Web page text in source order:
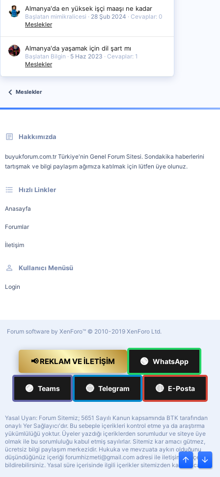
Almanya'da en yüksek işçi maaşı ne kadar
Başlatan mimikralicesi 28 Şub 2024
Cevaplar: 0
Meslekler
Almanya'da yaşamak için dil şart mı
Başlatan Bilgin 5 Haz 2023
Cevaplar: 1
Meslekler
Meslekler
Hakkımızda
buyukforum.com.tr Türkiye'nin Genel Forum Sitesi. Sondakika haberlerini
tartışmak ve bilgi paylaşım ağımıza katılmak için lütfen üye olunuz.
Hızlı Linkler
Anasayfa
Forumlar
İletişim
Kullanıcı Menüsü
Login
Forum software by XenForo™ © 2010-2019 XenForo Ltd.
📢 REKLAM VE İLETIŞIM 🟢 WhatsApp
🟣 Teams 🔵 Telegram 🔴 E-Posta
Yasal Uyarı: Forum Sitemiz; 5651 Sayılı Kanun kapsamında BTK tarafından
onaylı Yer Sağlayıcı'dır. Bu sebeple içerikleri kontrol etme ya da araştırma
yükümlülüğü yoktur. Üyeler yazdığı içeriklerden sorumludur ve siteye üye
olmak ile bu sorumluluğu kabul etmiş sayılırlar. Sitemiz kar amacı gütmez,
ücretsiz bilgi paylaşım merkezidir. Hukuka ve mevzuata aykırı olduğunu
düşündüğünüz içeriği forumhizmeti@gmail.com adresi ile iletişime geçerek
bildirebilirsiniz. Yasal süre içerisinde ilgili içerikler sitemizden kaldırılacaktır.
Üst Alt